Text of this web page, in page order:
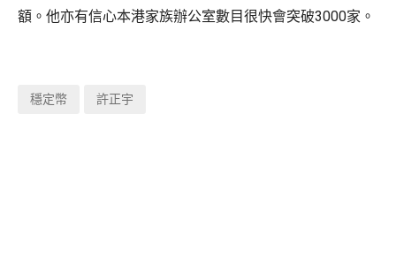
額。他亦有信心本港家族辦公室數目很快會突破3000家。
穩定幣 許正宇